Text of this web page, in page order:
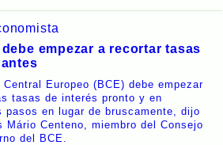
debe empezar a recortar tasas
Central Europeo (BCE) debe empezar
tasas de interés pronto y en
pasos en lugar de bruscamente, dijo
Mário Centeno, miembro del Consejo
del BCE.